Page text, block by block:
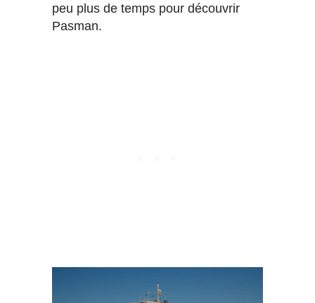
peu plus de temps pour découvrir
Pasman.